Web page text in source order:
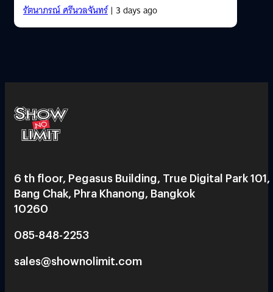
รัตนาภรณ์ ศรีนวลจันทร์| 3 days ago
6 th floor, Pegasus Building, True Digital Park 101,
Bang Chak, Phra Khanong, Bangkok
10260
085-848-2253
sales@shownolimit.com